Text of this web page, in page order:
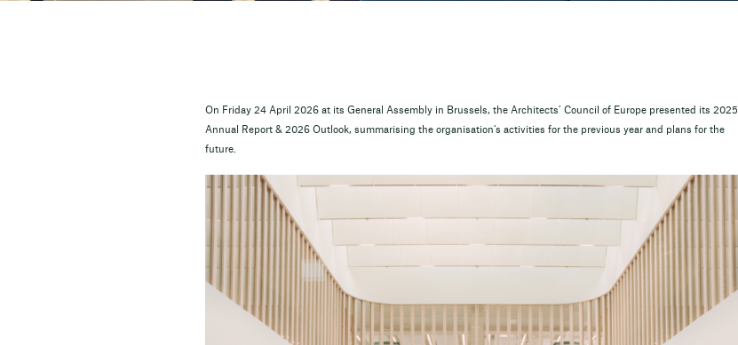
On Friday 24 April 2026 at its General Assembly in Brussels, the Architects’ Council of Europe presented its 2025
Annual Report & 2026 Outlook, summarising the organisation‘s activities for the previous year and plans for the
future.